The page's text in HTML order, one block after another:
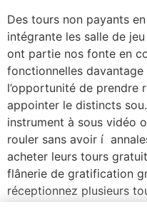
Des tours non payants
intégrante les salle de
ont partie nos fonte en
fonctionnelles
l’opportunité de prendre
appointer le distincts
instrument à sous vidéo
rouler sans avoir í
acheter leurs tours
flânerie de gratification
réceptionnez plusieurs